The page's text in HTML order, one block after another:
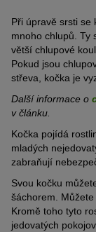
Při úpravě srsti se
mnoho chlupů. Ty
větší chlupové
Pokud jsou
střeva, kočka je
Další informace o
v článku.
Kočka pojídá
mladých
zabraňují
Svou kočku
šáchorem.
Kromě toho tyto
jedovatých